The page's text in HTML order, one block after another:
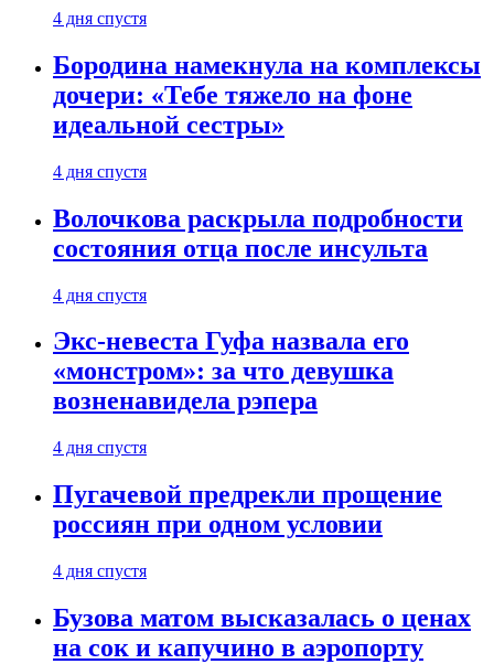
4 дня спустя
Бородина намекнула на комплексы
дочери: «Тебе тяжело на фоне
идеальной сестры»
4 дня спустя
Волочкова раскрыла подробности
состояния отца после инсульта
4 дня спустя
Экс-невеста Гуфа назвала его
«монстром»: за что девушка
возненавидела рэпера
4 дня спустя
Пугачевой предрекли прощение
россиян при одном условии
4 дня спустя
Бузова матом высказалась о ценах
на сок и капучино в аэропорту